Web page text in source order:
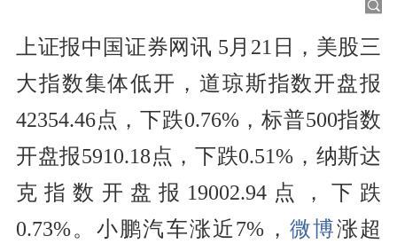
上证报中国证券网讯 5月21日，美股三
大指数集体低开，道琼斯指数开盘报
42354.46点，下跌0.76%，标普500指数
开盘报5910.18点，下跌0.51%，纳斯达
克指数开盘报19002.94点，下跌
0.73%。小鹏汽车涨近7%，微博涨超